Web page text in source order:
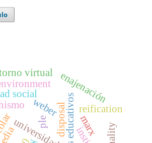
universidad
social
weberdisposal reification
enajenación
marx
ple
virtual